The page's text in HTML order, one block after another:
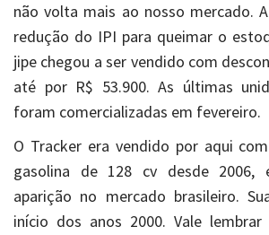
não volta mais ao nosso mercado.
redução do IPI para queimar o
jipe chegou a ser vendido com
até por R$ 53.900. As últimas
foram comercializadas em fevereiro.
O Tracker era vendido por aqui
gasolina de 128 cv desde 2006,
aparição no mercado brasileiro.
início dos anos 2000. Vale